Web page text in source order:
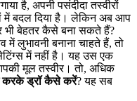
है, अपनी पसंदीदा तस्वीरों
में बदल दिया है। लेकिन अब आप
भी बेहतर कैसे बना सकते हैं?
लुभावनी बनाना चाहते हैं, तो
में नहीं है। यह उस एक
मूल तस्वीर। तो, अधिक
करके ड्रॉ कैसे करें? यह सब